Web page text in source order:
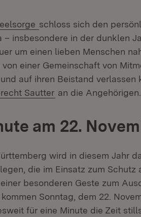
(Öffnet in neuem
schloss sich den
– insbesondere in der dunklen
um einen lieben Menschen
einer Gemeinschaft von
auf ihren Beistand verlassen
Sautter (Öffnet in neuem
an die Angehörigen.
am 22.
wird in diesem Jahr
die im Einsatz zum Schutz
besonderen Geste zum
Sonntag, dem 22.
für eine Minute die Zeit